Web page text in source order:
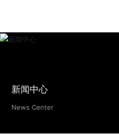
新闻中心
News Center